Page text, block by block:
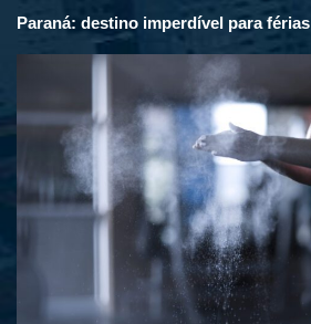
Paraná: destino imperdível para férias